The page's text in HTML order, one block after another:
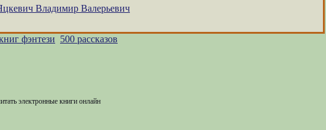
Владимир Валерьевич
фэнтези 500 рассказов
электронные книги онлайн